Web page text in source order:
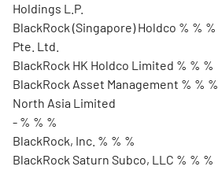
Holdings L.P.
BlackRock (Singapore) Holdco % % %
Pte. Ltd.
BlackRock HK Holdco Limited % % %
BlackRock Asset Management % % %
North Asia Limited
- % % %
BlackRock, Inc. % % %
BlackRock Saturn Subco, LLC % % %